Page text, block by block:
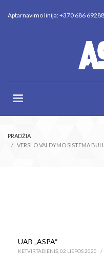
Aptarnavimo linija: +370 686 69288
PRADŽIA
VERSLO VALDYMO SISTEMA
UAB „ASPA“
KETVIRTADIENIS, 02 LIEPOS 2020 /